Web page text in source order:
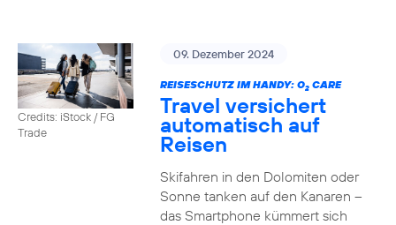
Credits: iStock / FG
Trade
09. Dezember 2024
REISESCHUTZ IM HANDY: O2CARE
Travel versichert
automatisch auf
Reisen
Skifahren in den Dolomiten oder
Sonne tanken auf den Kanaren –
das Smartphone kümmert sich